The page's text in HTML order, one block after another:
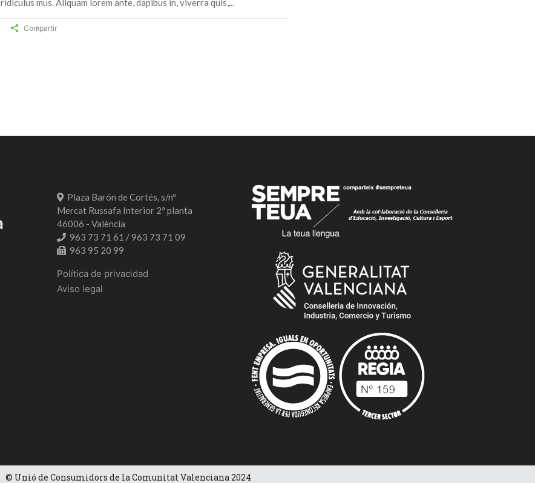
ridiculus mus. Aliquam lorem ante, dapibus in, viverra quis,
Compartir
Plaza Barón de Cortés, s/nº
Mercat Russafa Interior 2ª planta
46006 - València
963 73 71 61 / 963 73 71 09
963 95 20 99
Política de privacidad
Aviso legal
© Unió de Consumidors de la Comunitat Valenciana 2024